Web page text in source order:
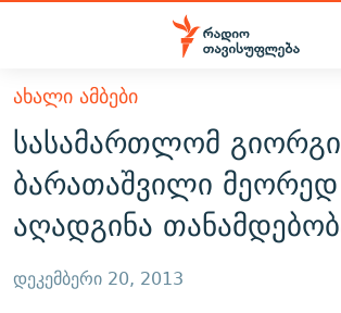
Accessibility
მთავარ
შინაარსზე
დაბრუნება
მთავარ
ნავიგაციაზე
დაბრუნება
ძიებაზე
ᲐᲮᲐᲚᲘ ᲐᲛᲑᲔᲑᲘ
ᲗᲔᲛᲔᲑᲘ
ᲞᲝᲚᲘᲢᲘᲙᲐ
ᲔᲙᲝᲜᲝᲛᲘᲙᲐ
ᲡᲐᲖᲝᲒᲐᲓᲝᲔᲑᲐ
ᲕᲘᲓᲔᲝ
ᲑᲚᲝᲒᲔᲑᲘ
ᲞᲝᲓᲙᲐᲡᲢᲔᲑᲘ
ᲐᲮᲐᲚᲘ ᲐᲛᲑᲔᲑᲘ
სასამართლომ გიორგი
ბარათაშვილი მეორედ
აღადგინა
დეკემბერი 20, 2013